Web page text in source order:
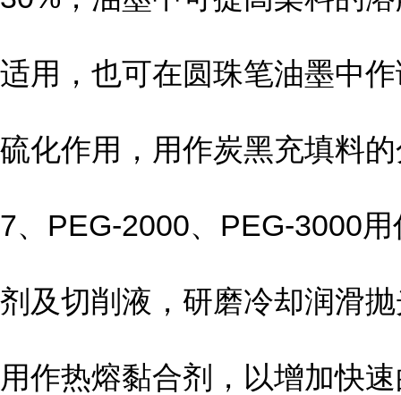
适用，也可在圆珠笔油墨中
硫化作用，用作炭黑充填料
7、PEG-2000、PEG-3000
剂及切削液，研磨冷却润滑
用作热熔黏合剂，以增加快